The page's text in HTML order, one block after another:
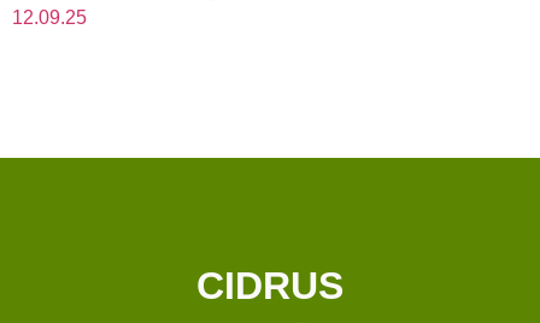
12.09.25
CIDRUS